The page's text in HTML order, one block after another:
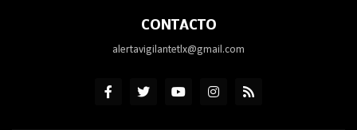
CONTACTO
alertavigilantetlx@gmail.com